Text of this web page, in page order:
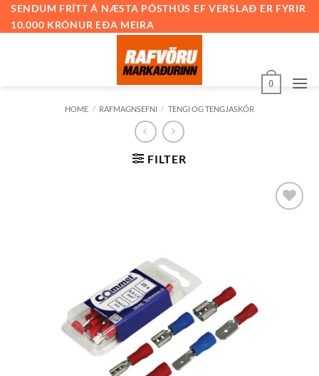
SkipSENDUM FRÍTT Á NÆSTA PÓSTHÚS EF VERSLAÐ ER FYRIR
10.000 KRÓNUR EÐA MEIRA
0
HOME / RAFMAGNSEFNI / TENGI OG TENGJASKÓR
FILTER